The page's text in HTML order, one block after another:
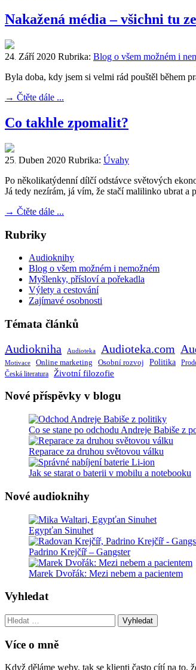
Nakažená média – všichni tu
24. Září 2020 Rubrika: Blog o všem možném i
Byla doba, kdy jsem si velmi rád pouštěl během
→ Čtěte dále ...
Co takhle zpomalit?
25 Duben 2020 Rubrika: Úvahy
Po několikatýdenní dílčí odstávce světových
Já tedy nezírám, já vím, že stačí malilinko ubrat a
→ Čtěte dále ...
Rubriky
Audioknihy
Blog o všem možném i nemožném
Myšlenky, přísloví a pořekadla
Výlety a cestování
Zajímavé osobnosti
Témata článků
Audiokniha Audioteka Audioteka.com
Motivace Online marketing Osobní rozvoj Politika
Česká literatura Životní filozofie
Nové příspěvky v blogu
Co se stane po odchodu Andreje Babiše z
Reparace za druhou světovou válku
Jak se starat o baterii v mobilu a notebooku
Nové audioknihy
Egypťan Sinuhet
Padrino Krejčíř – Gangster
Marek Dvořák: Mezi nebem a pacientem
Vyhledat
Vyhledat:
Více o mně
Když děláme weby, tak se klienti často cítí na to,